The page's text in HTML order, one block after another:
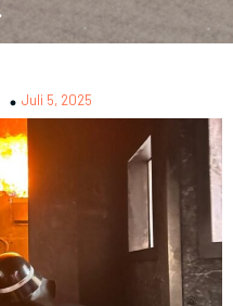
Juli 5, 2025